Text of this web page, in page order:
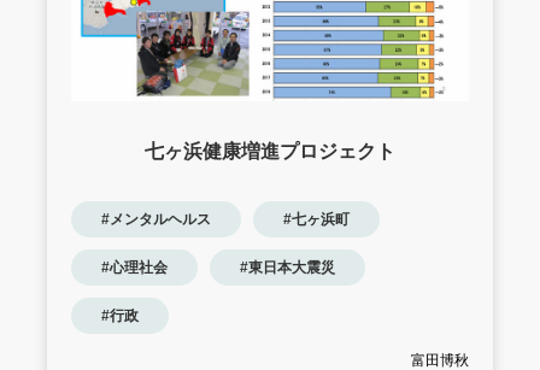
七ヶ浜健康増進プロジェクト
#メンタルヘルス #七ヶ浜町
#心理社会 #東日本大震災
#行政
富田博秋